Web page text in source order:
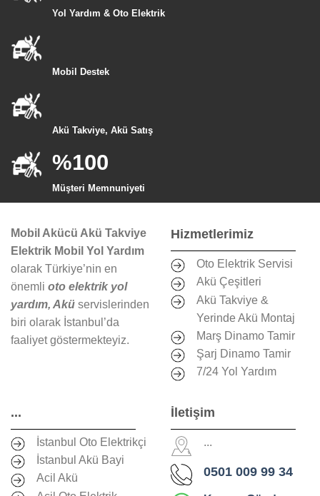
Yol Yardım & Oto Elektrik
Mobil Destek
Akü Takviye, Akü Satış
%100
Müşteri Memnuniyeti
Mobil Akücü Akü Takviye
Elektrik Mobil Yol Yardım
olarak Türkiye’nin en
önemli oto elektrik yol
yardım, Akü servislerinden
biri olarak İstanbul’da
faaliyet göstermekteyiz.
Hizmetlerimiz
Oto Elektrik Servisi
Akü Çeşitleri
Akü Takviye &
Yerinde Akü Montaj
Marş Dinamo Tamir
Şarj Dinamo Tamir
7/24 Yol Yardım
...
İstanbul Oto Elektrikçi
İstanbul Akü Bayi
Acil Akü
İletişim
...
0501 009 99 34